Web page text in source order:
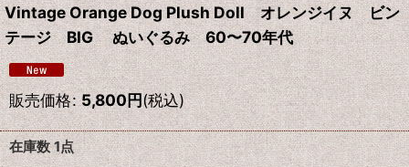
Vintage Orange Dog Plush Doll オレンジイヌ ビン
テージ BIG ぬいぐるみ 60〜70年代
販売価格: 5,800円(税込)
在庫数 1点